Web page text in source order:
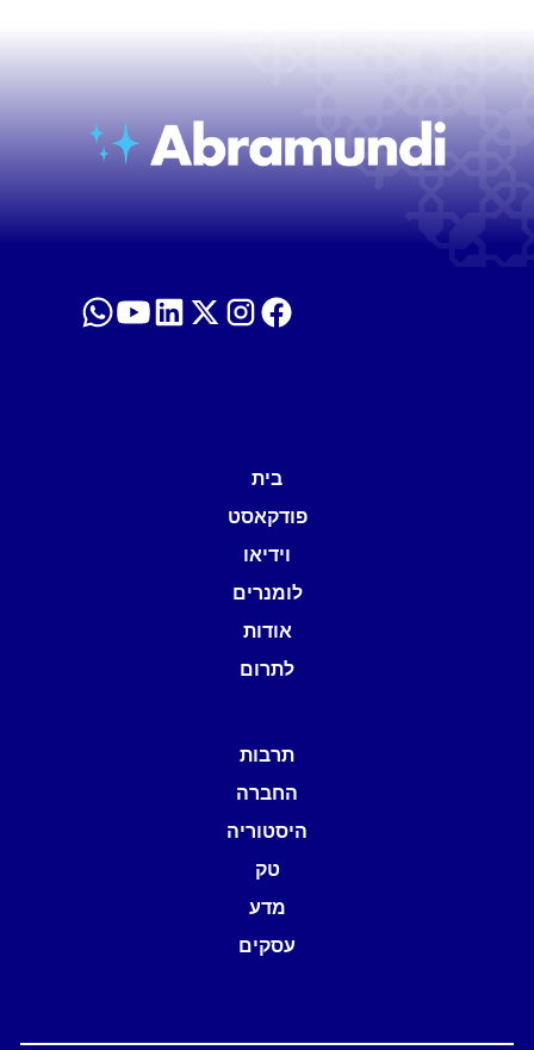
בית
פודקאסט
וידיאו
לומנרים
אודות
לתרום
תרבות
החברה
היסטוריה
טק
מדע
עסקים